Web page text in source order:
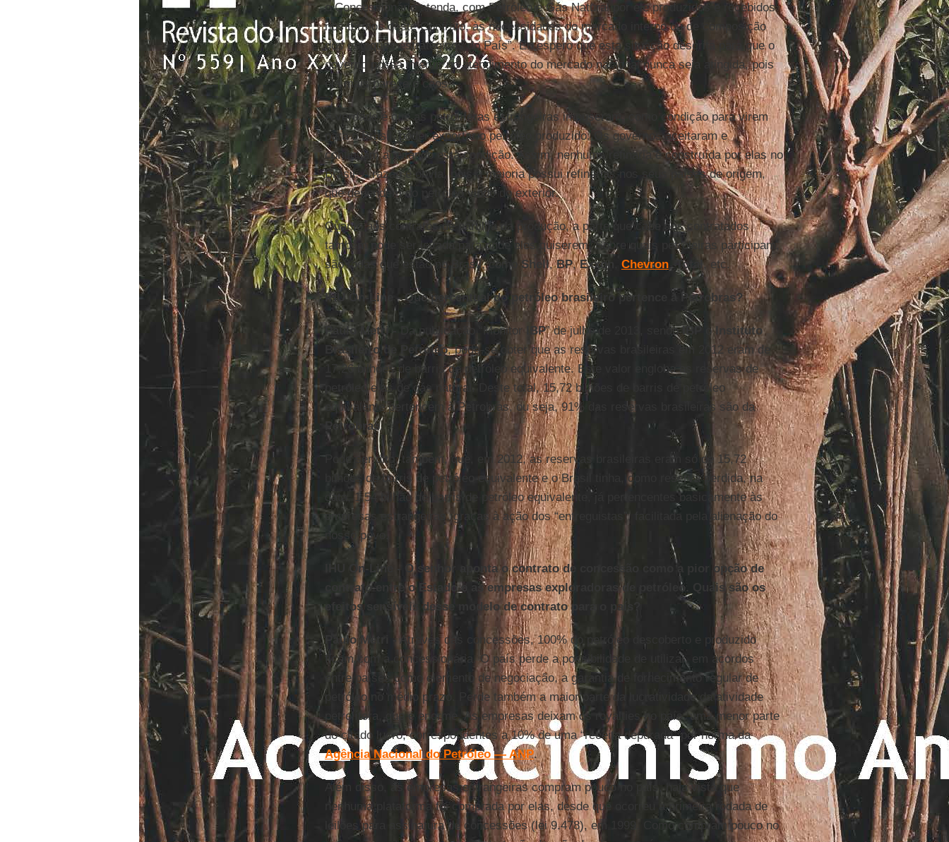
o Concessionário atenda, com Petróleo e Gás Natural por ele produzidos e recebidos
nos termos deste Contrato, às necessidades do mercado interno ou de composição
dos estoques estratégicos do País”. Eu espero que esta situação descrita para que o
governo possa intervir no atendimento do mercado nacional nunca seja atingida, pois
ela mais parece o caos.
A verdade é que as petrolíferas estrangeiras impuseram, como condição para virem
para o Brasil, poder exportar o petróleo produzido. Os governos aceitaram e
continuam aceitando esta condição. Assim, nenhuma refinaria é construída por elas no
Brasil. A razão é óbvia, pois a maioria possui refinarias nos seus países de origem,
que dependem do petróleo vindo do exterior.
Quanto aos contratos de partilha da produção, a parte que cabe aos contratados
também pode ser levada para onde eles quiserem. Sobre quais petroleiras participam,
são todas que estão no Brasil, como Shell,BP,Exxon Chevron,Total, etc.
IHU On-Line - Que percentual do petróleo brasileiro pertence à Petrobras?
Paulo Metri - Da publicação “Monitor IBP” de julho de 2013, sendoIBPoInstituto
Brasileiro de Petróleo, pode-se obter que as reservas brasileiras em 2012 eram de
17,26 bilhões de barris de petróleo equivalente. Este valor engloba as reservas de
petróleo e as de gás natural. Deste total, 15,72 bilhões de barris de petróleo
equivalente pertencem à Petrobras, ou seja, 91% das reservas brasileiras são da
Petrobras.
Pode ser dito, também, que, em 2012, as reservas brasileiras eram só de 15,72
bilhões de barris de petróleo equivalente e o Brasil tinha, como reserva perdida, na
data, 1,54 bilhão de barris de petróleo equivalente, já pertencentes basicamente às
empresas estrangeiras, graças à ação dos “entreguistas”, facilitada pela alienação do
nosso povo.
IHU On-Line - O senhor aponta o contrato de concessão como a pior opção de
contrato entre o Estado e as empresas exploradoras de petróleo. Quais são os
efeitos sensíveis desse modelo de contrato para o país?
Paulo Metri -
Através das concessões, 100% do petróleo descoberto e produzido
ficam com a concessionária. O país perde a possibilidade de utilizar, em acordos
entre países como elemento de negociação, a garantia de fornecimento regular de
petróleo no médio prazo. Perde também a maior parte da lucratividade da atividade
petrolífera, que é enorme. As empresas deixam os royalties no país, uma menor parte
do citado lucro, correspondentes a 10% de uma “receita depurada” por norma da
Agência Nacional do Petróleo — ANP.
Além disso, as empresas estrangeiras compram pouco no país, haja vista que
nenhuma plataforma foi comprada por elas, desde que ocorreu a primeira rodada de
leilões para assinatura de concessões (lei 9.478), em 1999. Como compram pouco no